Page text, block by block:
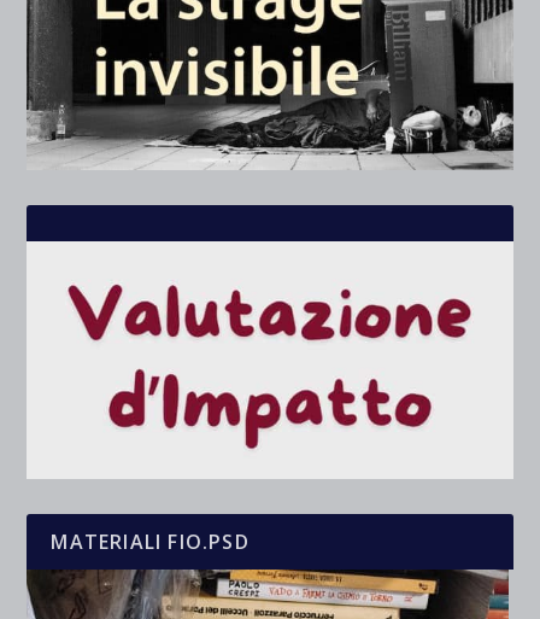
MATERIALI FIO.PSD